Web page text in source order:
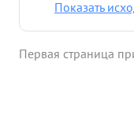
тяжелых
Показать
Первая страница